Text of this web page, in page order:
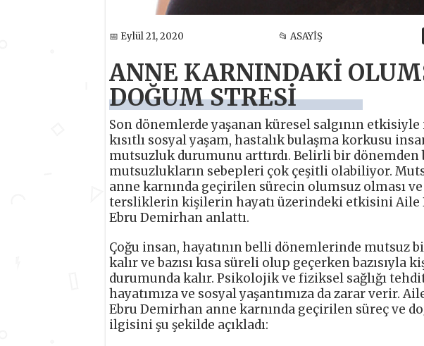
📅 Eylül 21, 2020 📂 ASAYİŞ
ANNE KARNINDAKİ
DOĞUM STRESİ
Son dönemlerde yaşanan küresel salgının
kısıtlı sosyal yaşam, hastalık bulaşma korkusu
mutsuzluk durumunu arttırdı. Belirli bir dönemden
mutsuzlukların sebepleri çok çeşitli olabiliyor.
anne karnında geçirilen sürecin olumsuz olması ve
tersliklerin kişilerin hayatı üzerindeki etkisini Aile
Ebru Demirhan anlattı.
Çoğu insan, hayatının belli dönemlerinde mutsuz
kalır ve bazısı kısa süreli olup geçerken bazısıyla
durumunda kalır. Psikolojik ve fiziksel sağlığı
hayatımıza ve sosyal yaşantımıza da zarar verir.
Ebru Demirhan anne karnında geçirilen süreç ve
ilgisini şu şekilde açıkladı: